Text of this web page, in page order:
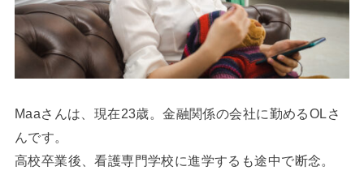
Maaさんは、現在23歳。金融関係の会社に勤めるOLさ
んです。
高校卒業後、看護専門学校に進学するも途中で断念。